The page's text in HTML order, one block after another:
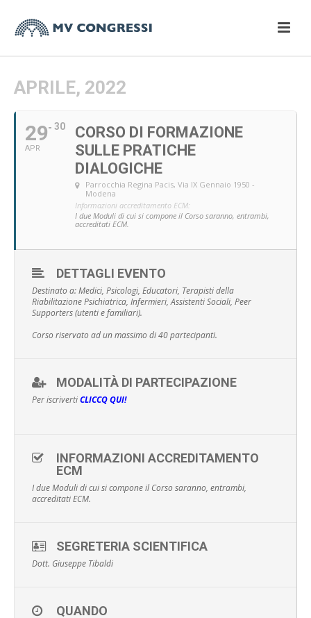
APRILE, 2022
29
APR
30
CORSO DI FORMAZIONE
SULLE PRATICHE
DIALOGICHE
Parrocchia Regina Pacis, Via IX Gennaio 1950 -
Modena
Informazioni accreditamento ECM:
I due Moduli di cui si compone il Corso saranno, entrambi,
accreditati ECM.
DETTAGLI EVENTO
Destinato a: Medici, Psicologi, Educatori, Terapisti della
Riabilitazione Psichiatrica, Infermieri, Assistenti Sociali, Peer
Supporters (utenti e familiari).
Corso riservato ad un massimo di 40 partecipanti.
MODALITÀ DI PARTECIPAZIONE
Per iscrivertiCLICCQ QUI!
INFORMAZIONI ACCREDITAMENTO
ECM
I due Moduli di cui si compone il Corso saranno, entrambi,
accreditati ECM.
SEGRETERIA SCIENTIFICA
Dott. Giuseppe Tibaldi
QUANDO